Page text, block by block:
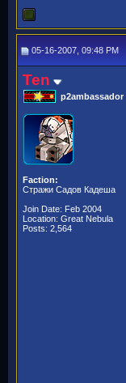
05-16-2007, 09:48 PM
Ten
p2ambassador
Faction:
Стражи Садов Кадеша
Join Date: Feb 2004
Location: Great Nebula
Posts: 2,564